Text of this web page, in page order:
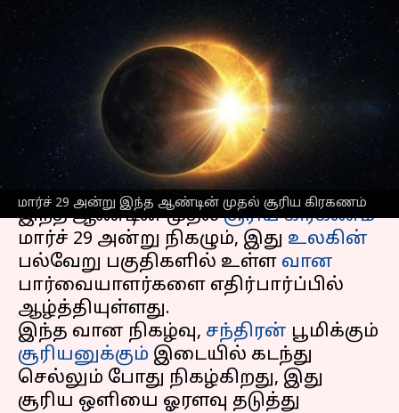
மார்ச் 29 அன்று இந்த ஆண்டின் முதல் சூரிய கிரகணம்
மார்ச் 29 அன்று இந்த
ஆண்டின் முதல் சூரிய
கிரகணம் - இந்தியாவில்
இது தெரியுமா?
எழுதியவர் Venkatalakshmi V Mar 12, 2025 12:23 pm
செய்தி முன்னோட்டம்
இந்த ஆண்டின் முதல்சூரிய கிரகணம்
மார்ச் 29 அன்று நிகழும், இது உலகின்
பல்வேறு பகுதிகளில் உள்ள வான
பார்வையாளர்களை எதிர்பார்ப்பில்
ஆழ்த்தியுள்ளது.
இந்த வான நிகழ்வு, சந்திரன் பூமிக்கும்
சூரியனுக்கும் இடையில் கடந்து
செல்லும் போது நிகழ்கிறது, இது
சூரிய ஒளியை ஓரளவு தடுத்து